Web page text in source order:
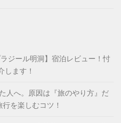
ラジール明洞】宿泊レビュー！忖
します！
人へ。原因は『旅のやり方』だ
を楽しむコツ！